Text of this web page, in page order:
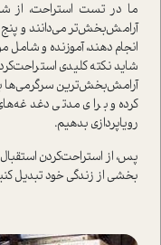
ما در تست استراحت، از
آرامش‌بخش‌تر می‌دانند و پنج
انجام دهند، آموزنده و شامل
شاید نکته کلیدی
آرامش‌بخش‌ترین سرگرمی‌ها
کرده و برای مدتی
رویاپردازی بدهیم.
پس، از استراحت‌کردن
بخشی از زندگی خود تبدیل